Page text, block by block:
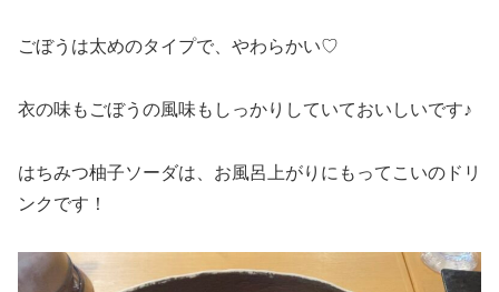
ごぼうは太めのタイプで、やわらかい♡
衣の味もごぼうの風味もしっかりしていておいしいです♪
はちみつ柚子ソーダは、お風呂上がりにもってこいのドリ
ンクです！